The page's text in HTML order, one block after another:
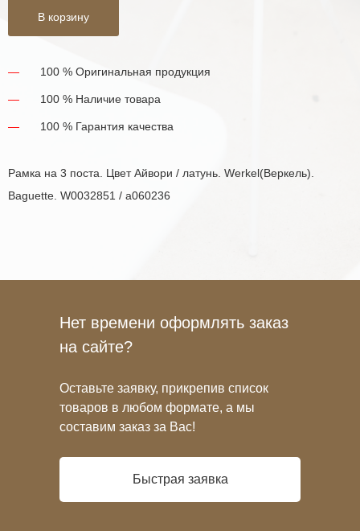
В корзину
100 % Оригинальная продукция
100 % Наличие товара
100 % Гарантия качества
Рамка на 3 поста. Цвет Айвори / латунь. Werkel(Веркель).
Baguette. W0032851 / a060236
Нет времени оформлять заказ
на сайте?
Оставьте заявку, прикрепив список
товаров в любом формате, а мы
составим заказ за Вас!
Быстрая заявка